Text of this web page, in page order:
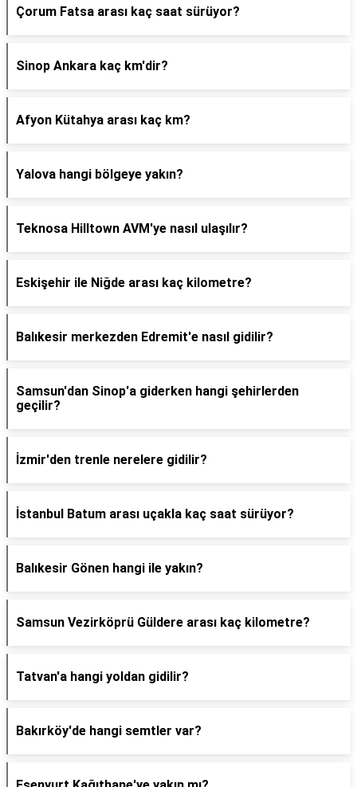
Çorum Fatsa arası kaç saat sürüyor?
Sinop Ankara kaç km'dir?
Afyon Kütahya arası kaç km?
Yalova hangi bölgeye yakın?
Teknosa Hilltown AVM'ye nasıl ulaşılır?
Eskişehir ile Niğde arası kaç kilometre?
Balıkesir merkezden Edremit'e nasıl gidilir?
Samsun'dan Sinop'a giderken hangi şehirlerden
geçilir?
İzmir'den trenle nerelere gidilir?
İstanbul Batum arası uçakla kaç saat sürüyor?
Balıkesir Gönen hangi ile yakın?
Samsun Vezirköprü Güldere arası kaç kilometre?
Tatvan'a hangi yoldan gidilir?
Bakırköy'de hangi semtler var?